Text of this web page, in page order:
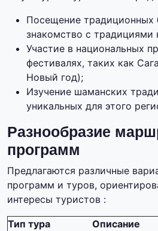
Посещение традиционных
знакомство с традициями
Участие в национальных
фестивалях, таких как
Новый год);
Изучение шаманских
уникальных для этого
Разнообразие
программ
Предлагаются различные
программ и туров,
интересы туристов :
Тип тура Описание